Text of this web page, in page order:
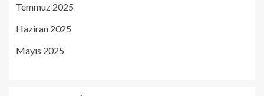
Temmuz 2025
Haziran 2025
Mayıs 2025